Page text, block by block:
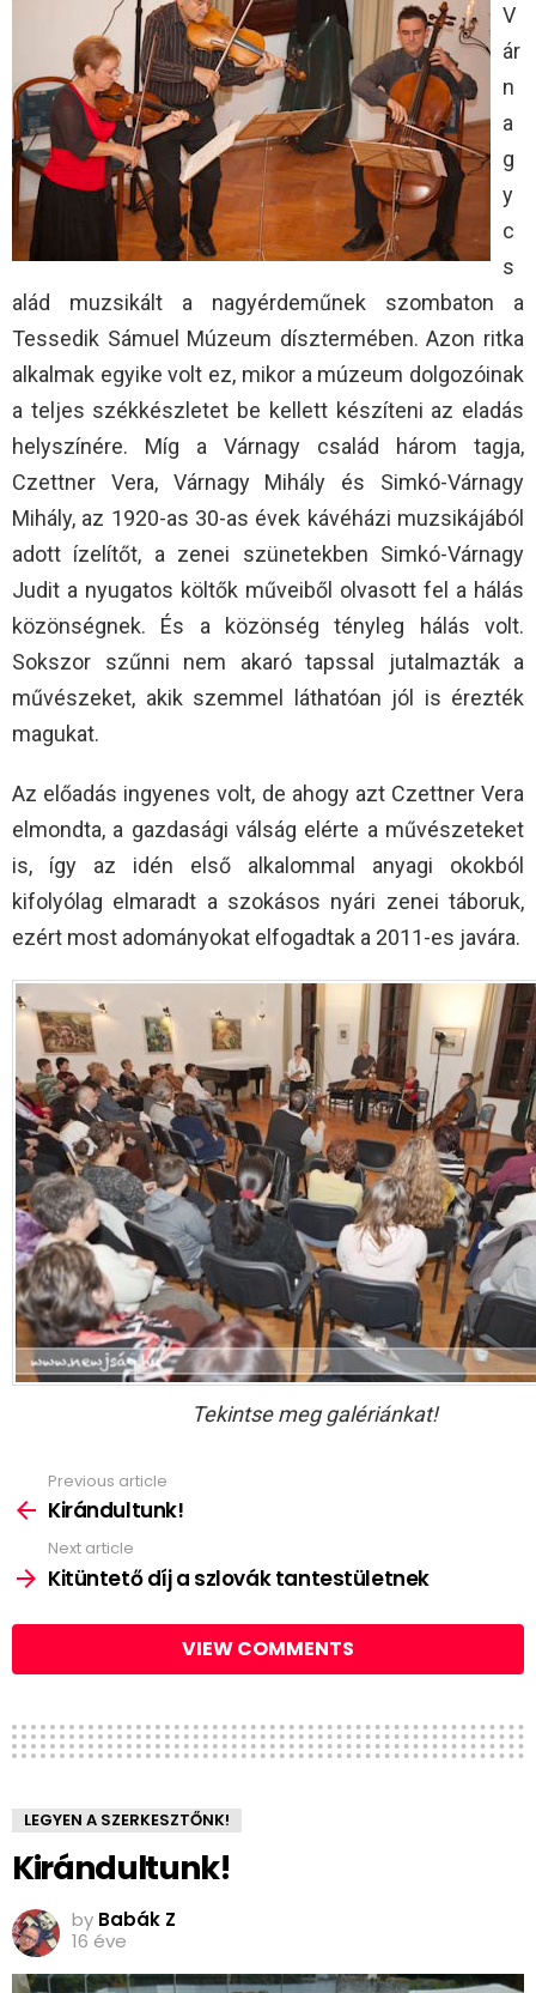
V
ár
n
a
g
y
c
s
alád muzsikált a nagyérdeműnek szombaton a
Tessedik Sámuel Múzeum dísztermében. Azon ritka
alkalmak egyike volt ez, mikor a múzeum dolgozóinak
a teljes székkészletet be kellett készíteni az eladás
helyszínére. Míg a Várnagy család három tagja,
Czettner Vera, Várnagy Mihály és Simkó-Várnagy
Mihály, az 1920-as 30-as évek kávéházi muzsikájából
adott ízelítőt, a zenei szünetekben Simkó-Várnagy
Judit a nyugatos költők műveiből olvasott fel a hálás
közönségnek. És a közönség tényleg hálás volt.
Sokszor szűnni nem akaró tapssal jutalmazták a
művészeket, akik szemmel láthatóan jól is érezték
magukat.
Az előadás ingyenes volt, de ahogy azt Czettner Vera
elmondta, a gazdasági válság elérte a művészeteket
is, így az idén első alkalommal anyagi okokból
kifolyólag elmaradt a szokásos nyári zenei táboruk,
ezért most adományokat elfogadtak a 2011-es javára.
Tekintse meg galériánkat!
more
Previous article
Kirándultunk!
Next article
Kitüntető díj a szlovák tantestületnek
VIEW COMMENTS
LEGYEN A SZERKESZTŐNK!
Kirándultunk!
by Babák Z
16 éve